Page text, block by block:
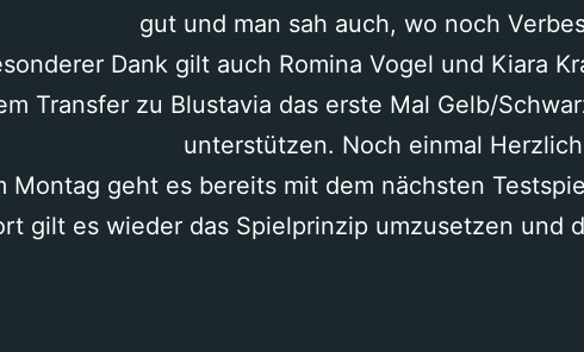
gut und man sah auch, wo noch
Dank gilt auch Romina Vogel und Kiara
Transfer zu Blustavia das erste Mal Gelb/
unterstützen. Noch einmal
Montag geht es bereits mit dem nächsten
gilt es wieder das Spielprinzip umzusetzen und